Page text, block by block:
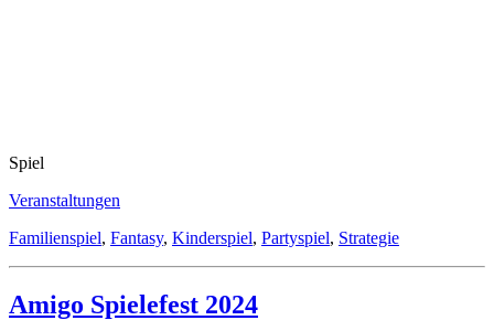
Spiel
Veranstaltungen
Familienspiel, Fantasy, Kinderspiel, Partyspiel, Strategie
Amigo Spielefest 2024